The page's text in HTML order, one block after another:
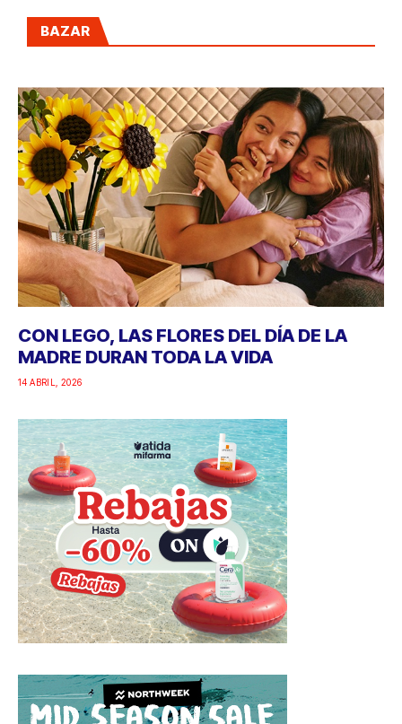
BAZAR
CON LEGO, LAS FLORES DEL DÍA DE LA
MADRE DURAN TODA LA VIDA
14 ABRIL, 2026